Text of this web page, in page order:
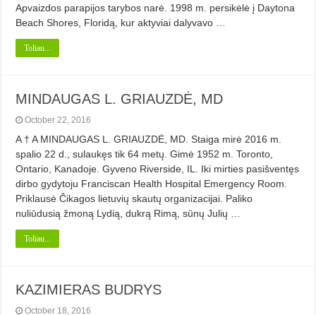
Apvaizdos parapijos tarybos narė. 1998 m. persikėlė į Daytona
Beach Shores, Floridą, kur aktyviai dalyvavo …
Toliau...
MINDAUGAS L. GRIAUZDĖ, MD
October 22, 2016
A † A MINDAUGAS L. GRIAUZDĖ, MD. Staiga mirė 2016 m.
spalio 22 d., sulaukęs tik 64 metų. Gimė 1952 m. Toronto,
Ontario, Kanadoje. Gyveno Riverside, IL. Iki mirties pasišventęs
dirbo gydytoju Franciscan Health Hospital Emergency Room.
Priklausė Čikagos lietuvių skautų organizacijai. Paliko
nuliūdusią žmoną Lydią, dukrą Rimą, sūnų Julių …
Toliau...
KAZIMIERAS BUDRYS
October 18, 2016